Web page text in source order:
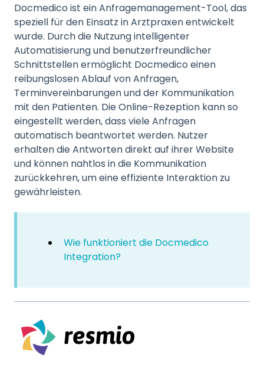
Docmedico ist ein Anfragemanagement-Tool, das
speziell für den Einsatz in Arztpraxen entwickelt
wurde. Durch die Nutzung intelligenter
Automatisierung und benutzerfreundlicher
Schnittstellen ermöglicht Docmedico einen
reibungslosen Ablauf von Anfragen,
Terminvereinbarungen und der Kommunikation
mit den Patienten. Die Online-Rezeption kann so
eingestellt werden, dass viele Anfragen
automatisch beantwortet werden. Nutzer
erhalten die Antworten direkt auf ihrer Website
und können nahtlos in die Kommunikation
zurückkehren, um eine effiziente Interaktion zu
gewährleisten.
Wie funktioniert die Docmedico
Integration?